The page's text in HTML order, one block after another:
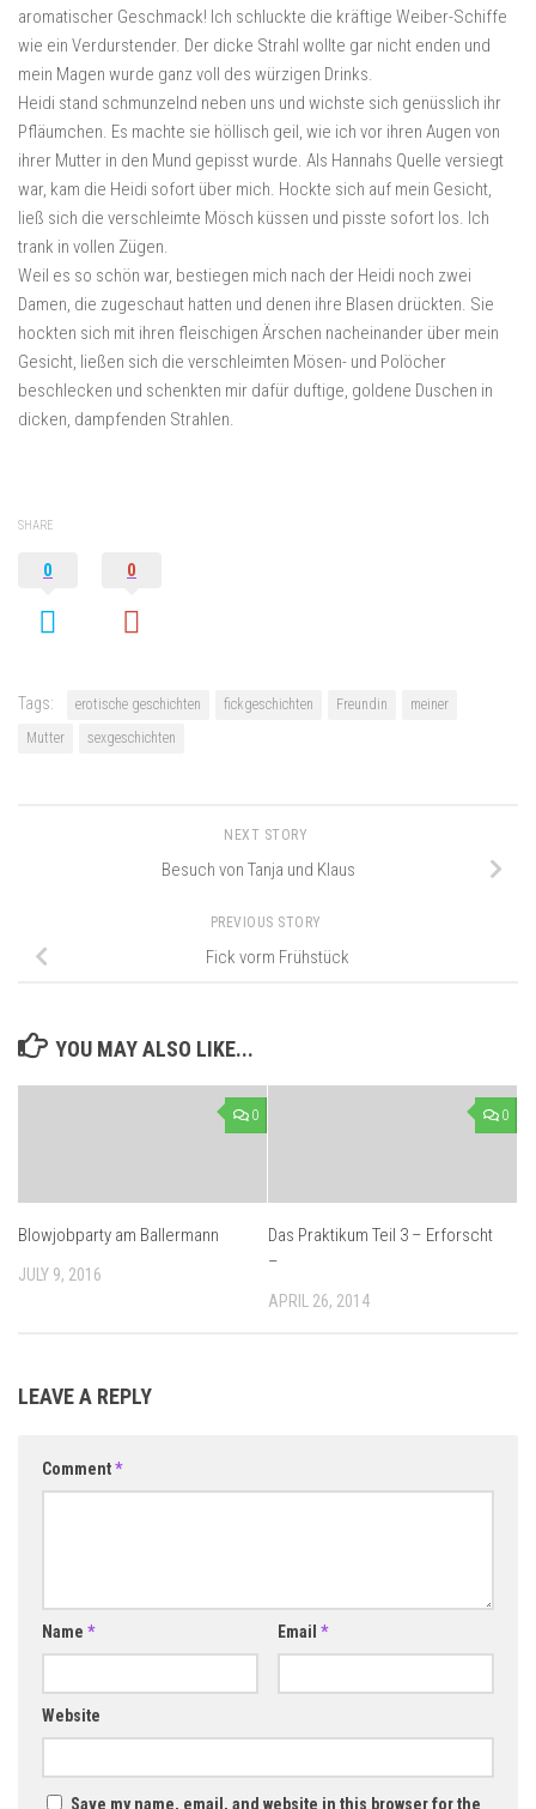
aromatischer Geschmack! Ich schluckte die kräftige Weiber-Schiffe
wie ein Verdurstender. Der dicke Strahl wollte gar nicht enden und
mein Magen wurde ganz voll des würzigen Drinks.
Heidi stand schmunzelnd neben uns und wichste sich genüsslich ihr
Pfläumchen. Es machte sie höllisch geil, wie ich vor ihren Augen von
ihrer Mutter in den Mund gepisst wurde. Als Hannahs Quelle versiegt
war, kam die Heidi sofort über mich. Hockte sich auf mein Gesicht,
ließ sich die verschleimte Mösch küssen und pisste sofort los. Ich
trank in vollen Zügen.
Weil es so schön war, bestiegen mich nach der Heidi noch zwei
Damen, die zugeschaut hatten und denen ihre Blasen drückten. Sie
hockten sich mit ihren fleischigen Ärschen nacheinander über mein
Gesicht, ließen sich die verschleimten Mösen- und Polöcher
beschlecken und schenkten mir dafür duftige, goldene Duschen in
dicken, dampfenden Strahlen.
SHARE
0 0
Tags: erotische geschichten fickgeschichten Freundin
meiner
Mutter
sexgeschichten
NEXT STORY
Besuch von Tanja und Klaus
PREVIOUS STORY
Fick vorm Frühstück
YOU MAY ALSO LIKE...
0
Blowjobparty am Ballermann
JULY 9, 2016
0
Das Praktikum Teil 3 – Erforscht
–
APRIL 26, 2014
LEAVE A REPLY
Comment*
Name * Email *
Website
Save my name, email, and website in this browser for the